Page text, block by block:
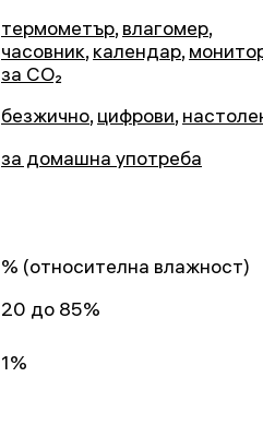
термометър, влагомер,
часовник, календар,
за CO₂
безжично, цифрови,
за домашна употреба
% (относителна влажност)
20 до 85%
1%